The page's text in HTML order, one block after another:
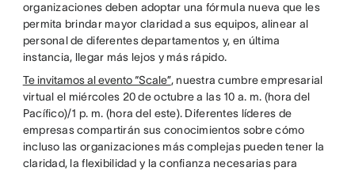
organizaciones deben adoptar una fórmula nueva que les
permita brindar mayor claridad a sus equipos, alinear al
personal de diferentes departamentos y, en última
instancia, llegar más lejos y más rápido.
Te invitamos al evento “Scale”, nuestra cumbre empresarial
virtual el miércoles 20 de octubre a las 10 a. m. (hora del
Pacífico)/1 p. m. (hora del este). Diferentes líderes de
empresas compartirán sus conocimientos sobre cómo
incluso las organizaciones más complejas pueden tener la
claridad, la flexibilidad y la confianza necesarias para